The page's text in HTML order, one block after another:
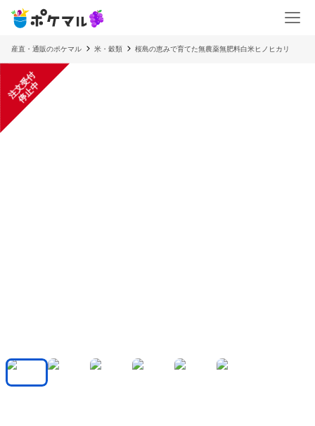
産直・通販のポケマル 米・穀類 桜島の恵みで育てた無農薬無肥料白米ヒノヒカリ
注
文
受
付
停
止
中